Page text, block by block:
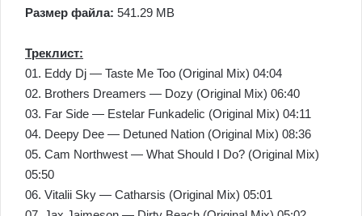
Размер файла: 541.29 MB
Треклист:
01. Eddy Dj — Taste Me Too (Original Mix) 04:04
02. Brothers Dreamers — Dozy (Original Mix) 06:40
03. Far Side — Estelar Funkadelic (Original Mix) 04:11
04. Deepy Dee — Detuned Nation (Original Mix) 08:36
05. Cam Northwest — What Should I Do? (Original Mix)
05:50
06. Vitalii Sky — Catharsis (Original Mix) 05:01